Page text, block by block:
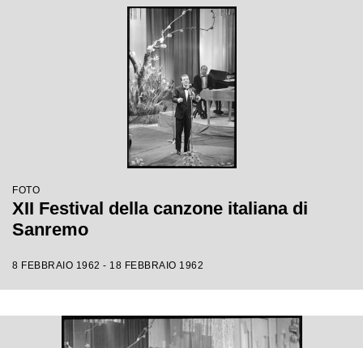
FOTO
XII Festival della canzone italiana di
Sanremo
8 FEBBRAIO 1962 - 18 FEBBRAIO 1962